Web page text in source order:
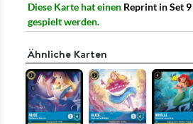
Diese Karte hat einen Reprint in Set 9
gespielt werden.
Ähnliche Karten